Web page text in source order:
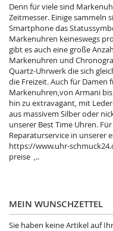
Denn für viele sind
Zeitmesser. Einige sammeln
Smartphone das
Markenuhren keineswegs
gibt es auch eine große
Markenuhren und
Quartz-Uhrwerk die sich
die Freizeit. Auch für Damen
Markenuhren,von Armani
hin zu extravagant, mit
aus massivem Silber oder
unserer Best Time Uhren.
Reparaturservice in unserer
https://www.uhr-
preise ,..
MEIN WUNSCHZETTEL
Sie haben keine Artikel auf